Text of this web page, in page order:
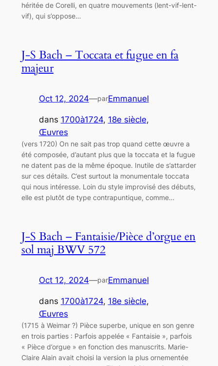
héritée de Corelli, en quatre mouvements (lent-vif-lent-
vif), qui s’oppose…
J-S Bach – Toccata et fugue en fa
majeur
Oct 12, 2024—parEmmanuel
dans 1700à1724, 18e siècle
Œuvres
(vers 1720) On ne sait pas trop quand cette œuvre a
été composée, d’autant plus que la toccata et la fugue
ne datent pas de la même époque. Inutile de s’attarder
sur ces détails. C’est surtout la monumentale toccata
qui nous intéresse. Loin du style improvisé des débuts,
elle est plutôt de type contrapuntique, comme…
J-S Bach – Fantaisie/Pièce d’orgue en
sol maj BWV 572
Oct 12, 2024—parEmmanuel
dans 1700à1724, 18e siècle
Œuvres
(1715 à Weimar ?) Pièce superbe, unique en son genre
en trois parties : Parfois appelée « Fantaisie », parfois
« Pièce d’orgue » en fonction des manuscrits. Marie-
Claire Alain avait choisi la version la plus ornementée